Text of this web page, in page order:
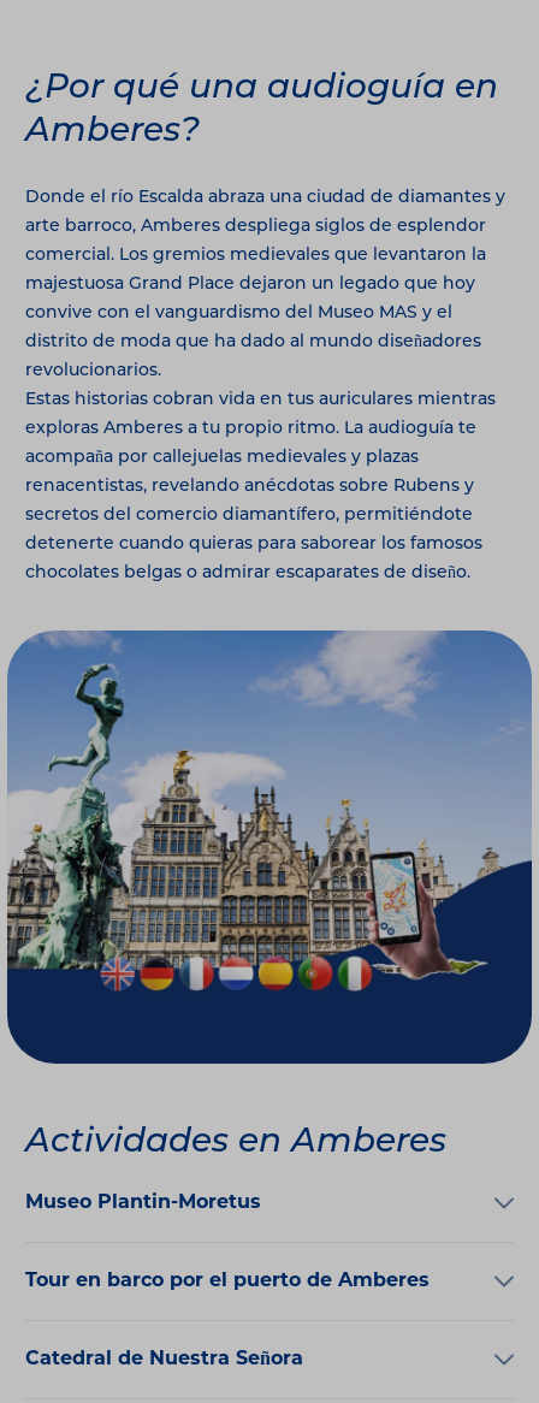
¿Por qué una audioguía en
Amberes?
Donde el río Escalda abraza una ciudad de diamantes y
arte barroco, Amberes despliega siglos de esplendor
comercial. Los gremios medievales que levantaron la
majestuosa Grand Place dejaron un legado que hoy
convive con el vanguardismo del Museo MAS y el
distrito de moda que ha dado al mundo diseñadores
revolucionarios.
Estas historias cobran vida en tus auriculares mientras
exploras Amberes a tu propio ritmo. La audioguía te
acompaña por callejuelas medievales y plazas
renacentistas, revelando anécdotas sobre Rubens y
secretos del comercio diamantífero, permitiéndote
detenerte cuando quieras para saborear los famosos
chocolates belgas o admirar escaparates de diseño.
Actividades en Amberes
Museo Plantin-Moretus
Tour en barco por el puerto de Amberes
Catedral de Nuestra Señora